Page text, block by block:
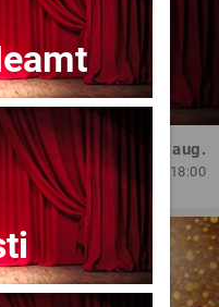
– AG
Fragmente dintr-un atelier – (regia Bogdan Mureșanu) – AG
Centrul Internațional de Artă Contemporană - Baia Turcească Iași
Dum, 30 aug.
18:00